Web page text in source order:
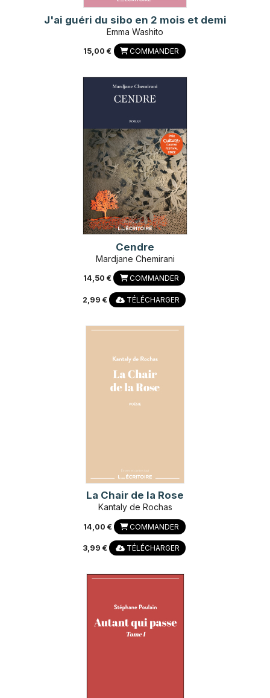
J'ai guéri du sibo en 2 mois et demi
Emma Washito
15,00 € COMMANDER
Cendre
Mardjane Chemirani
14,50 € COMMANDER
2,99 € TÉLÉCHARGER
La Chair de la Rose
Kantaly de Rochas
14,00 € COMMANDER
3,99 € TÉLÉCHARGER